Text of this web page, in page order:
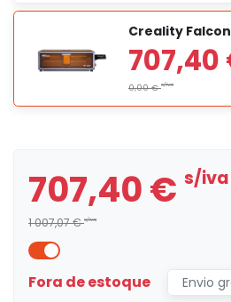
Creality Falcon
707,40 € s/iva
1 007,07 €s/iva
Fora de estoque
Envio